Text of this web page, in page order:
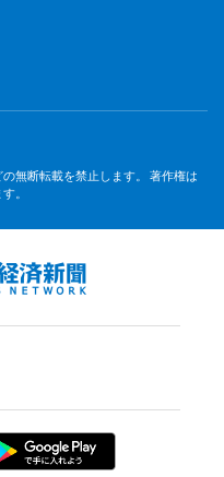
無断転載を禁止します。 著作権は
。